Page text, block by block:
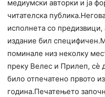
медиумски авторки и ја
читателска
исполнета со предизвици,
издание бил
поминале низ неколку
преку Велес и Прилеп, сè
било отпечатено првото
година.Печатењето